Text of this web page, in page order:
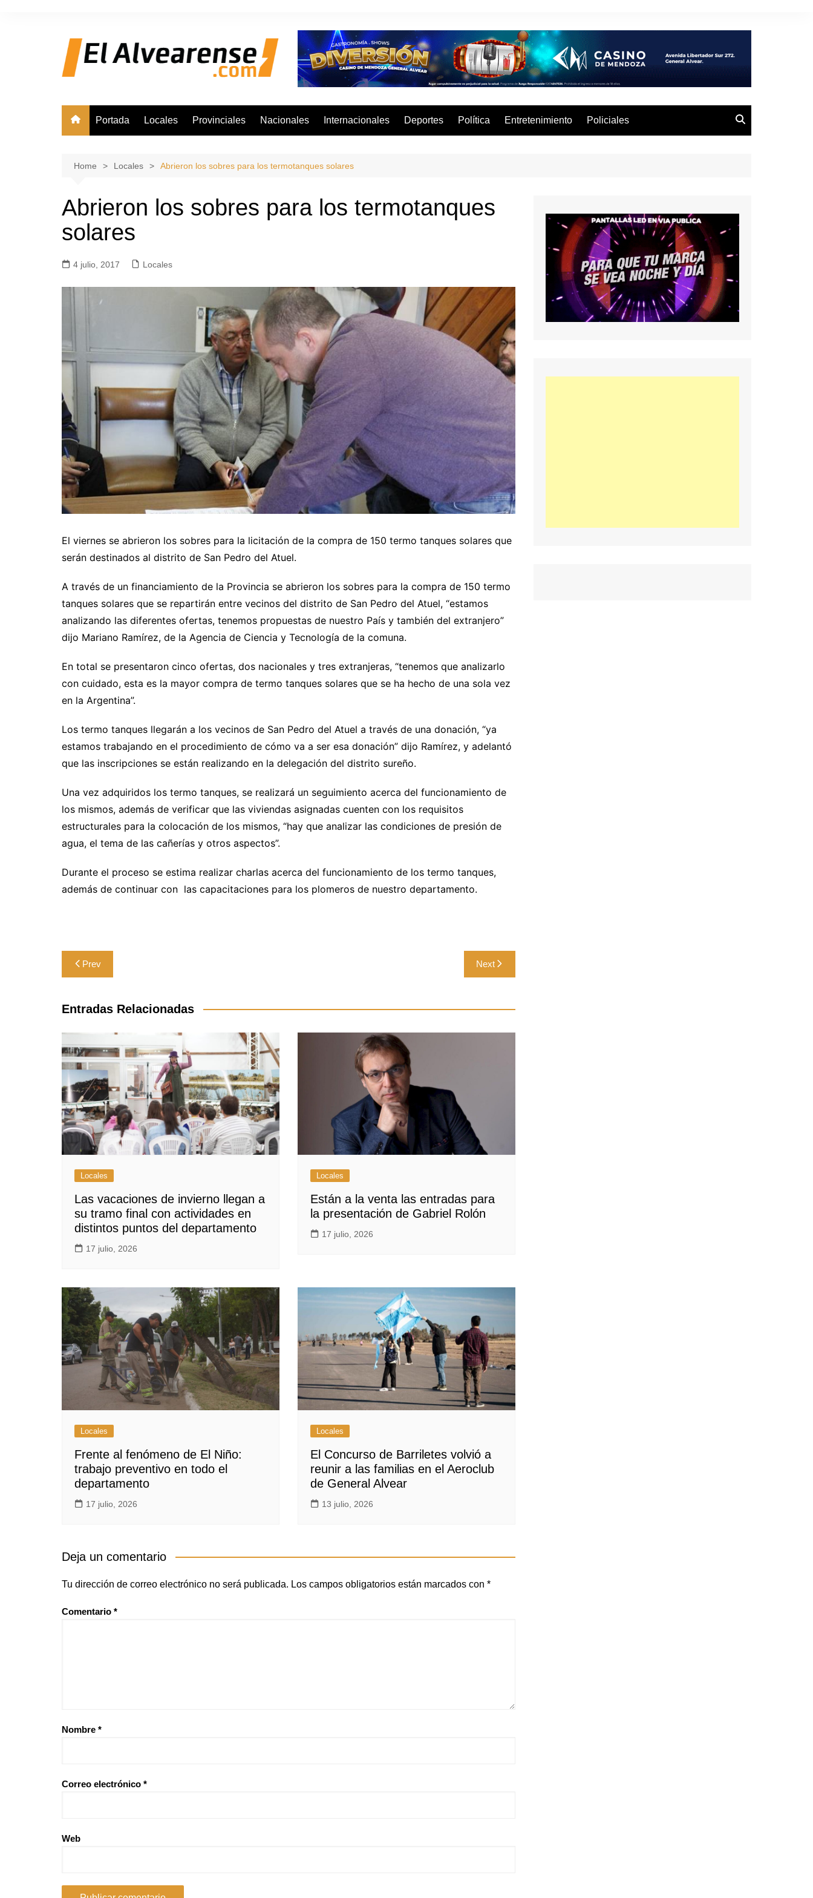
Portada Locales Provinciales Nacionales Internacionales Deportes Política Entretenimiento Policiales
Home Locales Abrieron los sobres para los termotanques solares
Abrieron los sobres para los termotanques
solares
4 julio, 2017 Locales
El viernes se abrieron los sobres para la licitación de la compra de 150 termo tanques solares que
serán destinados al distrito de San Pedro del Atuel.
A través de un financiamiento de la Provincia se abrieron los sobres para la compra de 150 termo
tanques solares que se repartirán entre vecinos del distrito de San Pedro del Atuel, “estamos
analizando las diferentes ofertas, tenemos propuestas de nuestro País y también del extranjero”
dijo Mariano Ramírez, de la Agencia de Ciencia y Tecnología de la comuna.
En total se presentaron cinco ofertas, dos nacionales y tres extranjeras, “tenemos que analizarlo
con cuidado, esta es la mayor compra de termo tanques solares que se ha hecho de una sola vez
en la Argentina”.
Los termo tanques llegarán a los vecinos de San Pedro del Atuel a través de una donación, “ya
estamos trabajando en el procedimiento de cómo va a ser esa donación” dijo Ramírez, y adelantó
que las inscripciones se están realizando en la delegación del distrito sureño.
Una vez adquiridos los termo tanques, se realizará un seguimiento acerca del funcionamiento de
los mismos, además de verificar que las viviendas asignadas cuenten con los requisitos
estructurales para la colocación de los mismos, “hay que analizar las condiciones de presión de
agua, el tema de las cañerías y otros aspectos”.
Durante el proceso se estima realizar charlas acerca del funcionamiento de los termo tanques,
además de continuar con las capacitaciones para los plomeros de nuestro departamento.
Navegación
de
entradas
Prev Next
Entradas Relacionadas
Locales
Las vacaciones de invierno llegan a
su tramo final con actividades en
distintos puntos del departamento
17 julio, 2026
Locales
Están a la venta las entradas para
la presentación de Gabriel Rolón
17 julio, 2026
Locales
Frente al fenómeno de El Niño:
trabajo preventivo en todo el
departamento
17 julio, 2026
Locales
El Concurso de Barriletes volvió a
reunir a las familias en el Aeroclub
de General Alvear
13 julio, 2026
Deja un comentario
Tu dirección de correo electrónico no será publicada. Los campos obligatorios están marcados con *
Comentario *
Nombre *
Correo electrónico *
Web